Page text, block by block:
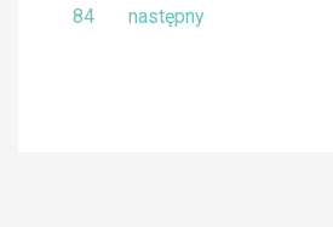
84 następny